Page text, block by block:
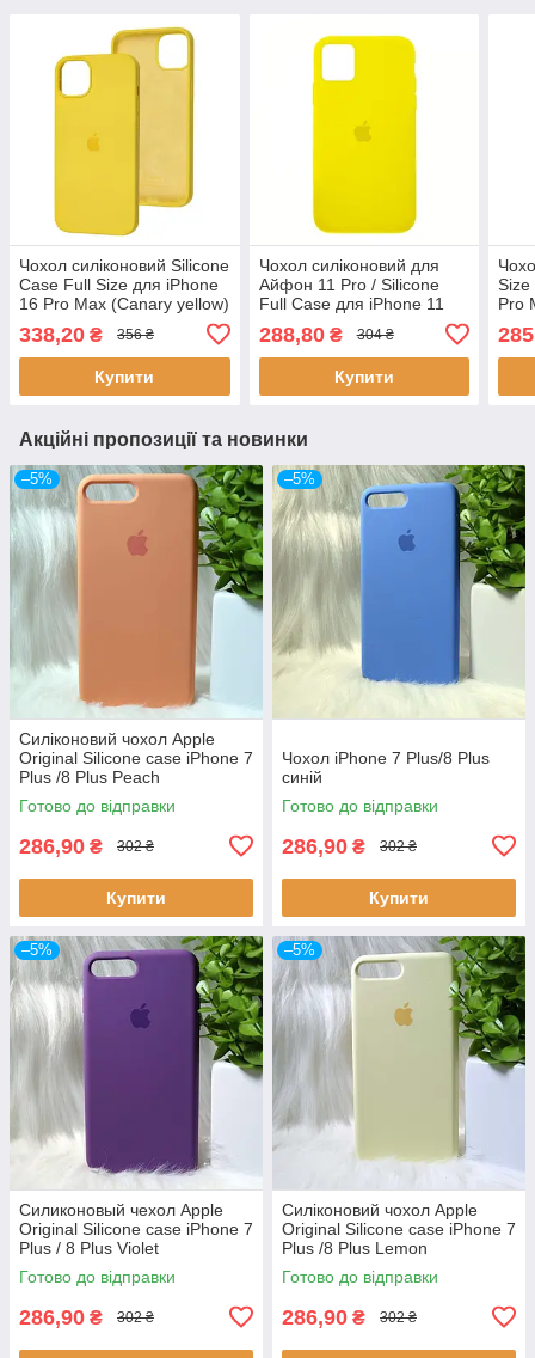
Чохол силіконовий Silicone
Case Full Size для iPhone
16 Pro Max (Canary yellow)
338,20 ₴ 356 ₴
Купити
Чохол силіконовий для
Айфон 11 Pro / Silicone
Full Case для iPhone 11
yellow)
288,80₴ 304 ₴
Купити
Size
Pro
Акційні пропозиції та новинки
–5%
Силіконовий чохол Apple
Original Silicone case iPhone 7
Plus /8 Plus Peach
(персиковий)
Готово до відправки
286,90 ₴ 302 ₴
Купити
–5%
Чохол iPhone 7 Plus/8 Plus
синій
Готово до відправки
286,90 ₴ 302 ₴
Купити
–5%
Силиконовый чехол Apple
Original Silicone case iPhone 7
Plus / 8 Plus Violet
(фиолетовый)
Готово до відправки
286,90 ₴ 302 ₴
–5%
Силіконовий чохол Apple
Original Silicone case iPhone 7
Plus /8 Plus Lemon
(лимонний)
Готово до відправки
286,90 ₴ 302 ₴